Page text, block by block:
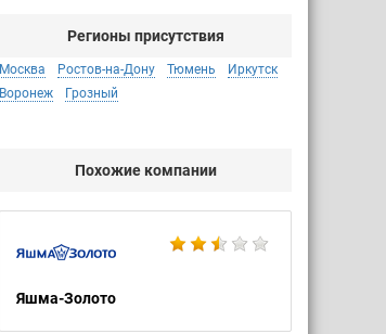
Регионы присутствия
Москва Ростов-на-Дону Тюмень
Иркутск
Воронеж
Грозный
Похожие компании
Яшма-Золото